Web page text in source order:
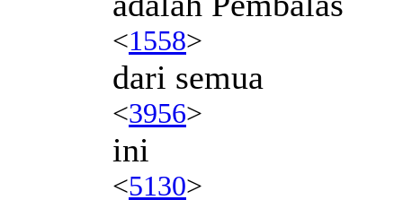
<1558>
dari semua
<3956>
ini
<5130>